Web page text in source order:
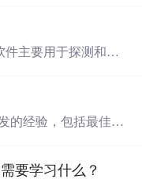
件主要用于探测和分
的经验，包括最佳开
要学习什么？